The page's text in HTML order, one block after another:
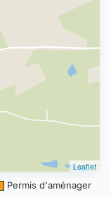
Leaflet
Permis d'aménager